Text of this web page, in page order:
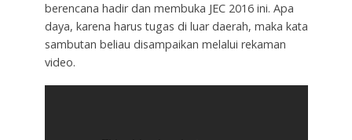
berencana hadir dan membuka JEC 2016 ini. Apa
daya, karena harus tugas di luar daerah, maka kata
sambutan beliau disampaikan melalui rekaman
video.